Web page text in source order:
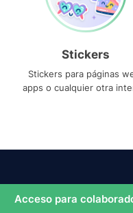
Stickers
Stickers para páginas
apps o cualquier otra
Acceso para